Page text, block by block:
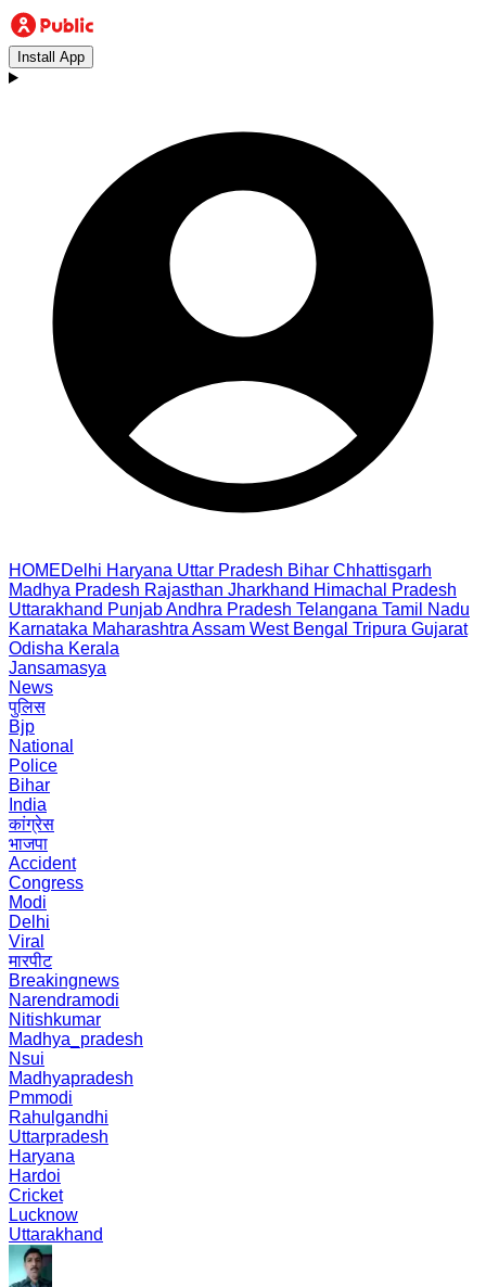
Install App
HOMEDelhi Haryana Uttar Pradesh Bihar Chhattisgarh
Madhya Pradesh Rajasthan Jharkhand Himachal Pradesh
Uttarakhand PunjabAndhra Pradesh Telangana Tamil Nadu
Karnataka Maharashtra Assam West Bengal Tripura Gujarat
Odisha Kerala
Jansamasya
News
पुलिस
Bjp
National
Police
Bihar
India
कांग्रेस
भाजपा
Accident
Congress
Modi
Delhi
Viral
मारपीट
Breakingnews
Narendramodi
Nitishkumar
Madhya_pradesh
Nsui
Madhyapradesh
Pmmodi
Rahulgandhi
Uttarpradesh
Haryana
Hardoi
Cricket
Lucknow
Uttarakhand